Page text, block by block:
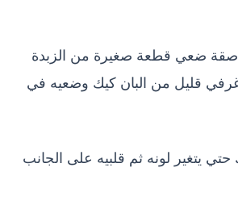
ضعي قطعة صغيرة من الزبدة
قليل من البان كيك وضعيه في
حتي يتغير لونه ثم قلبيه على الجانب